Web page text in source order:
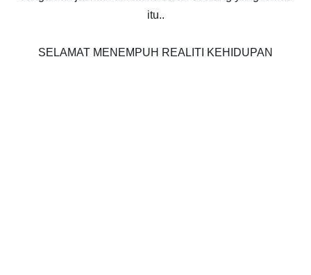
itu..
SELAMAT MENEMPUH REALITI KEHIDUPAN